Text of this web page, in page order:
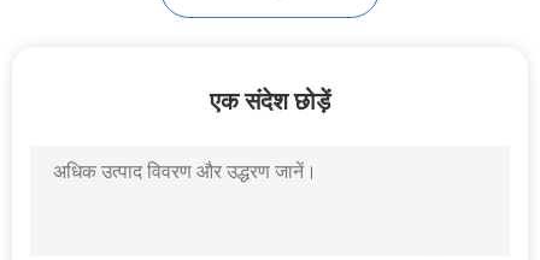
एक संदेश छोड़ें